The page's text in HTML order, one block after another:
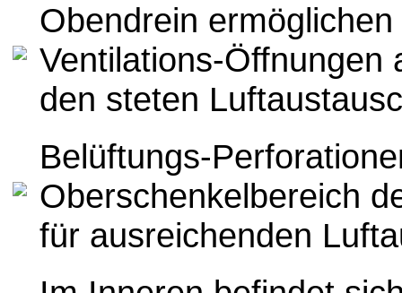
Obendrein
Ventilations-Öffnungen
den steten
Belüftungs-
Oberschenkelbereich
für ausreichenden